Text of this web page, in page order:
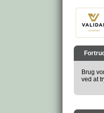
Brug
ved at